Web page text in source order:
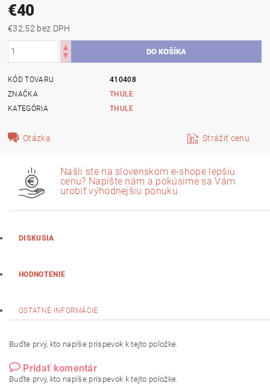
€40
€32,52 bez DPH
KÓD TOVARU
410408
ZNAČKA
THULE
KATEGÓRIA
THULE
Otázka Strážiť cenu
Našli ste na slovenskom e-shope lepšiu
cenu? Napíšte nám a pokúsime sa Vám
urobiť výhodnejšiu ponuku.
DISKUSIA
HODNOTENIE
OSTATNÉ INFORMÁCIE
Buďte prvý, kto napíše príspevok k tejto položke.
Pridať komentár
Buďte prvý, kto napíše príspevok k tejto položke.